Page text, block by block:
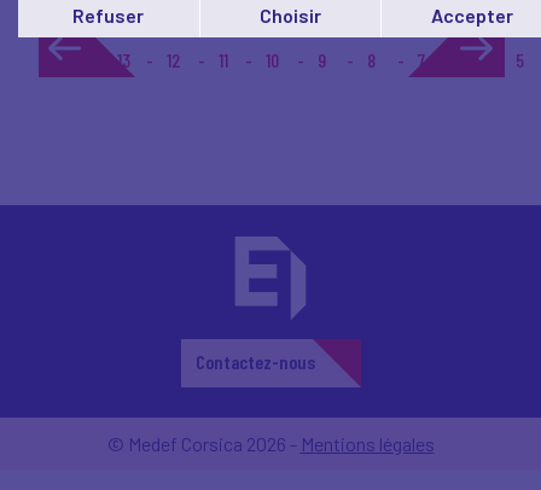
1... 13 12 11 10 9 8 7 5
Contactez-nous
© Medef Corsica 2026 - Mentions légales
Refuser Choisir Accepter